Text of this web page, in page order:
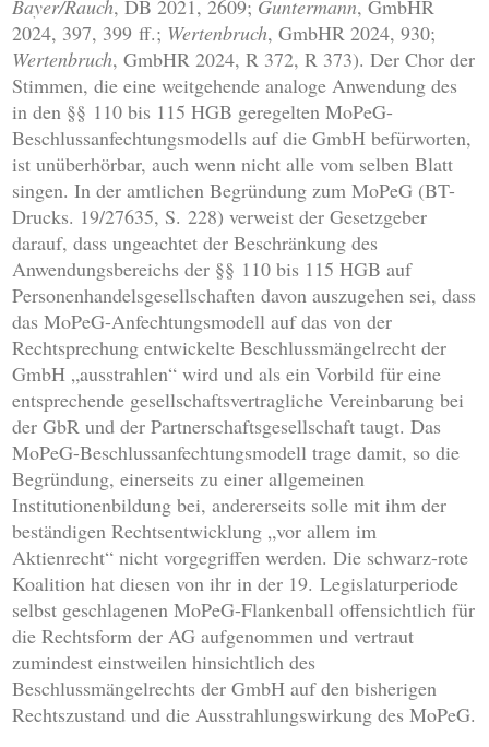
Bayer/Rauch, DB 2021, 2609; Guntermann, GmbHR
2024, 397, 399 ff.; Wertenbruch, GmbHR 2024, 930;
Wertenbruch, GmbHR 2024, R 372, R 373). Der Chor der
Stimmen, die eine weitgehende analoge Anwendung des
in den §§ 110 bis 115 HGB geregelten MoPeG-
Beschlussanfechtungsmodells auf die GmbH befürworten,
ist unüberhörbar, auch wenn nicht alle vom selben Blatt
singen. In der amtlichen Begründung zum MoPeG (BT-
Drucks. 19/27635, S. 228) verweist der Gesetzgeber
darauf, dass ungeachtet der Beschränkung des
Anwendungsbereichs der §§ 110 bis 115 HGB auf
Personenhandelsgesellschaften davon auszugehen sei, dass
das MoPeG-Anfechtungsmodell auf das von der
Rechtsprechung entwickelte Beschlussmängelrecht der
GmbH „ausstrahlen“ wird und als ein Vorbild für eine
entsprechende gesellschaftsvertragliche Vereinbarung bei
der GbR und der Partnerschaftsgesellschaft taugt. Das
MoPeG-Beschlussanfechtungsmodell trage damit, so die
Begründung, einerseits zu einer allgemeinen
Institutionenbildung bei, andererseits solle mit ihm der
beständigen Rechtsentwicklung „vor allem im
Aktienrecht“ nicht vorgegriffen werden. Die schwarz-rote
Koalition hat diesen von ihr in der 19. Legislaturperiode
selbst geschlagenen MoPeG-Flankenball offensichtlich für
die Rechtsform der AG aufgenommen und vertraut
zumindest einstweilen hinsichtlich des
Beschlussmängelrechts der GmbH auf den bisherigen
Rechtszustand und die Ausstrahlungswirkung des MoPeG.